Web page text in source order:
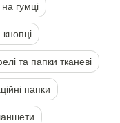
гумці
кнопцi
та папки тканеві
папки